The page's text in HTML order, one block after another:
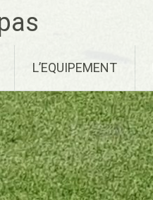
L’EQUIPEMENT